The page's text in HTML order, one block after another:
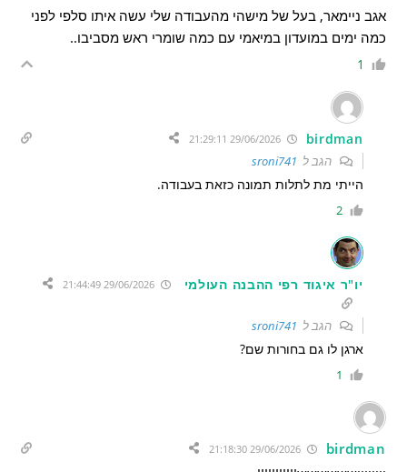
אגב ניימאר, בעל של מישהי מהעבודה שלי עשה איתו סלפי לפני
כמה ימים במועדון במיאמי עם כמה שומרי ראש מסביבו..
1
birdman
29/06/2026 21:29:11
הגב ל sroni741
הייתי מת לתלות תמונה כזאת בעבודה.
2
יו"ר איגוד רפי ההבנה העולמי 29/06/2026 21:44:49
הגב ל sroni741
ארגן לו גם בחורות שם?
1
birdman
29/06/2026 21:18:30